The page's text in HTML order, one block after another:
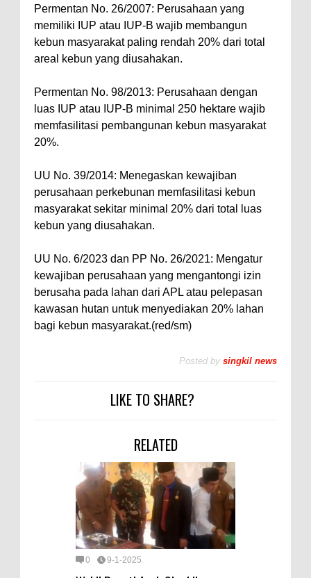
Permentan No. 26/2007: Perusahaan yang
memiliki IUP atau IUP-B wajib membangun
kebun masyarakat paling rendah 20% dari total
areal kebun yang diusahakan.
Permentan No. 98/2013: Perusahaan dengan
luas IUP atau IUP-B minimal 250 hektare wajib
memfasilitasi pembangunan kebun masyarakat
20%.
UU No. 39/2014: Menegaskan kewajiban
perusahaan perkebunan memfasilitasi kebun
masyarakat sekitar minimal 20% dari total luas
kebun yang diusahakan.
UU No. 6/2023 dan PP No. 26/2021: Mengatur
kewajiban perusahaan yang mengantongi izin
berusaha pada lahan dari APL atau pelepasan
kawasan hutan untuk menyediakan 20% lahan
bagi kebun masyarakat.(red/sm)
Posted by singkil news
LIKE TO SHARE?
RELATED
0 9-1-2025